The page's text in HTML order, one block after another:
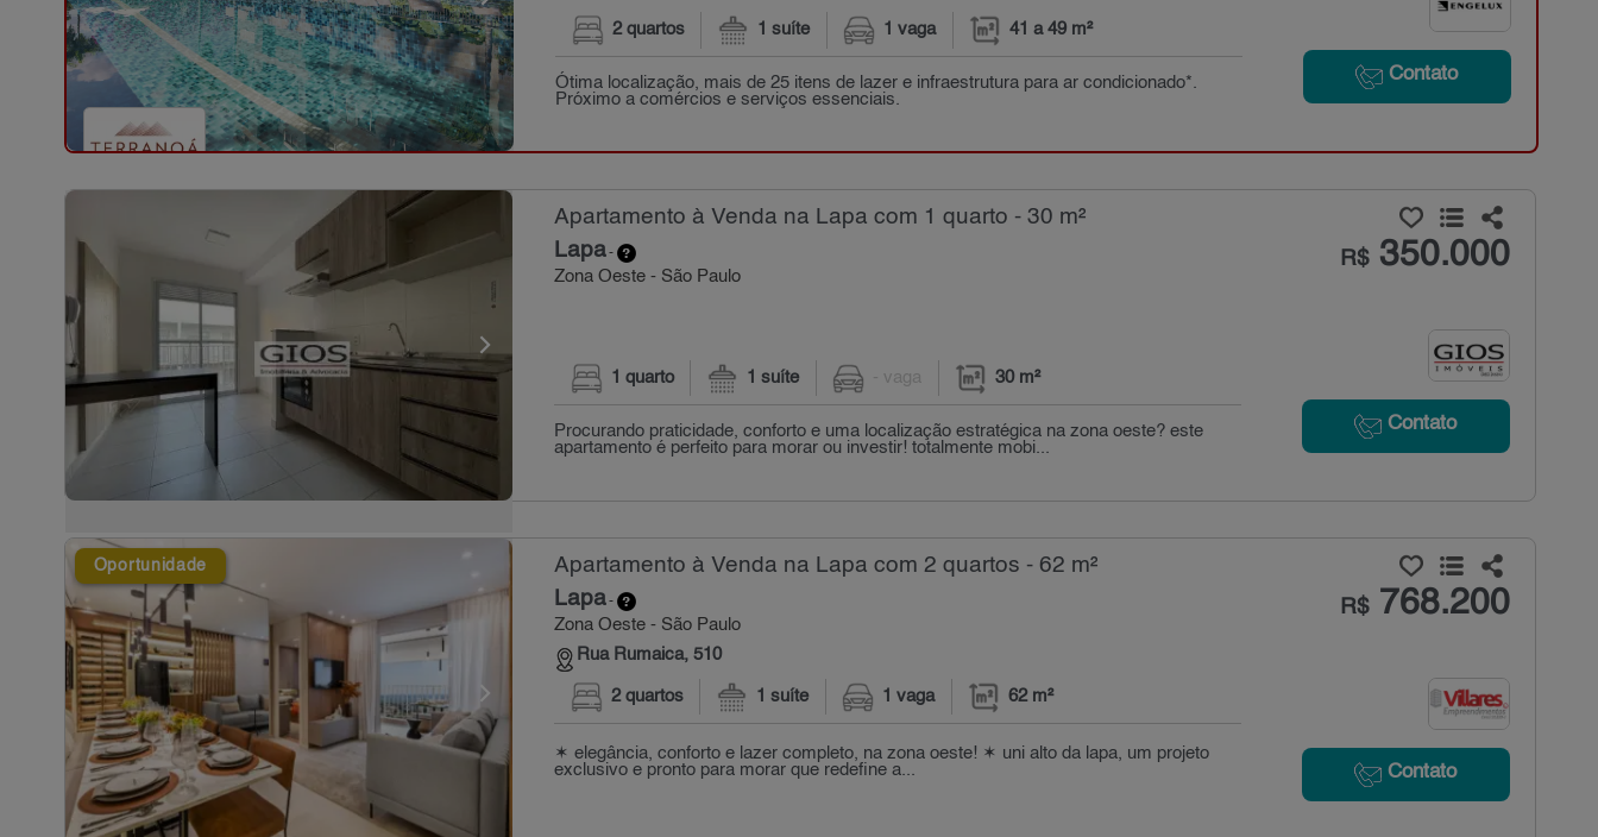
Contato
2 quartos 1 suíte 1 vaga 41 a 49 m²
Ótima localização, mais de 25 itens de lazer e infraestrutura para ar condicionado*.
Próximo a comércios e serviços essenciais.
Apartamento à Venda na Lapa com 1 quarto - 30 m²
Lapa-
Zona Oeste - São Paulo
R$350.000
Contato
1 quarto 1 suíte - vaga 30 m²
Procurando praticidade, conforto e uma localização estratégica na zona oeste? este
apartamento é perfeito para morar ou investir! totalmente mobi...
Oportunidade Apartamento à Venda na Lapa com 2 quartos - 62 m²
Lapa-
Zona Oeste - São Paulo
Rua Rumaica, 510
R$768.200
Contato
2 quartos 1 suíte 1 vaga 62 m²
✶ elegância, conforto e lazer completo, na zona oeste! ✶ uni alto da lapa, um projeto
exclusivo e pronto para morar que redefine a...